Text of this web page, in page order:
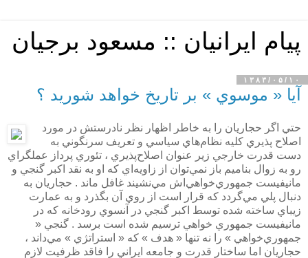
پیام ایرانیان :: مسعود برجیان
۱۳۸۳/۰۵/۱۰
آيا « موسوي » بر تاريخ خواهد شوريد ؟
حتي اگر حجاريان را به خاطر اظهار نظر نادرستش در مورد
اصلاح پذيري كليه نظام‌هاي سياسي و تعريف سرنگوني به
دست قدرت خارجي زير عنوان اصلاح‌پذيري ، تئوري پرداز عملگراي
رو به زوال بناميم باز نمي‌توان از زاويه‌اي كه او به نقد اكبر گنجي و
مانيفيست جمهوري‌خواهي‌اش ‌مي‌نشيند غافل ماند . حجاريان به
دنبال پلي مي‌گردد كه قرار است از روي آن بگذرد و به عمارت
زيباي ساخته شده توسط اكبر گنجي در آنسوي رودخانه كه در
مانيفيست جمهوري خواهي ترسيم شده است برسد . گنجي «
جمهوري‌خواهي » را نه تنها « هدف » كه « استراتژي » مي‌داند ،
حجاريان اما ساختار قدرت و جامعه ايراني را فاقد ظرفيت لازم